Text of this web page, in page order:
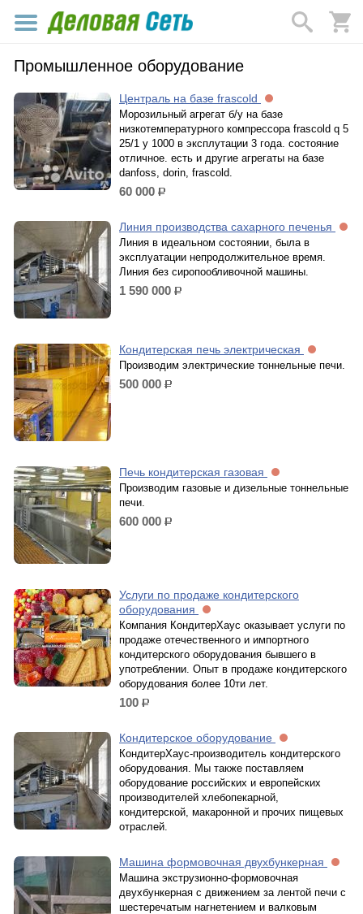
Промышленное оборудование
Централь на базе frascold
Морозильный агрегат б/у на базе
низкотемпературного компрессора frascold q 5
25/1 y 1000 в эксплутации 3 года. состояние
отличное. есть и другие агрегаты на базе
danfoss, dorin, frascold.
60 000 р.
Линия производства сахарного печенья
Линия в идеальном состоянии, была в
эксплуатации непродолжительное время.
Линия без сиропообливочной машины.
1 590 000 р.
Кондитерская печь электрическая
Производим электрические тоннельные печи.
500 000 р.
Печь кондитерская газовая
Производим газовые и дизельные тоннельные
печи.
600 000 р.
Услуги по продаже кондитерского
оборудования
Компания КондитерХаус оказывает услуги по
продаже отечественного и импортного
кондитерского оборудования бывшего в
употреблении. Опыт в продаже кондитерского
оборудования более 10ти лет.
100 р.
Кондитерское оборудование
КондитерХаус-производитель кондитерского
оборудования. Мы также поставляем
оборудование российских и европейских
производителей хлебопекарной,
кондитерской, макаронной и прочих пищевых
отраслей.
Машина формовочная двухбункерная
Машина экструзионно-формовочная
двухбункерная с движением за лентой печи с
шестеречатым нагнетением и валковым